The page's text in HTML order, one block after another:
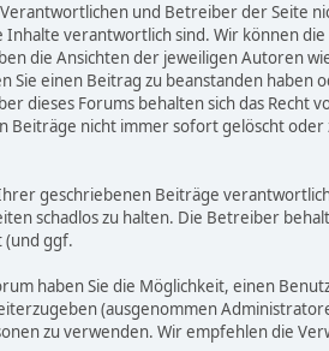
Verantwortlichen und Betreiber der Seite
Inhalte verantwortlich sind. Wir können
die Ansichten der jeweiligen Autoren
Sie einen Beitrag zu beanstanden
dieses Forums behalten sich das Recht
Beiträge nicht immer sofort gelöscht
geschriebenen Beiträge
schadlos zu halten. Die Betreiber
(und ggf.
haben Sie die Möglichkeit, einen
(ausgenommen
zu verwenden. Wir empfehlen die